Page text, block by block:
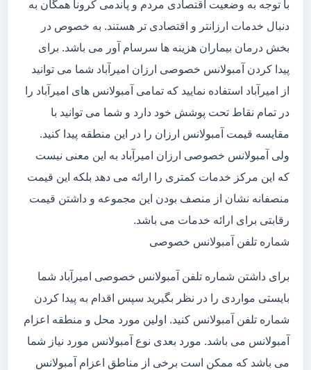
با توجه به وضعیت اقتصادی مردم و پاندمی کرونا همگان به
دنبال خدمات ارزانتر و اقتصادی تر هستند. به خصوص در
بخش درمان بیماران هزینه ها سرسام آور می باشد. برای
پیدا کردن آمبولانس خصوصی ارزان امیرآباد شما می توانید
از امیرآباد استفاده نمایید که تمامی آمبولانس های امیرآباد را
در تمام نقاط تحت پوشش خود دارد و شما می توانید با
مقایسه قیمت آمبولانس ارزان را در این منطقه پیدا کنید.
ولی آمبولانس خصوصی ارزان امیرآباد به این معنی نیست
که این مرکز خدمات کمتری را ارائه می دهد بلکه این قیمت
منصفانه نشان از منصف بودن این مجموعه و داشتن قیمت
رقابتی برای ارائه خدمات می باشد.
شماره تلفن آمبولانس خصوصی
برای داشتن شماره تلفن آمبولانس خصوصی امیرآباد شما
بایستی مواردی را در نظر بگیرید سپس اقدام به پیدا کردن
شماره تلفن آمبولانس کنید. اولین مورد محل و منطقه اعزام
آمبولانس می باشد. مورد بعدی نوع آمبولانس مورد نیاز شما
می باشد که ممکن است برخی از مناطق اعزام آمبولانس